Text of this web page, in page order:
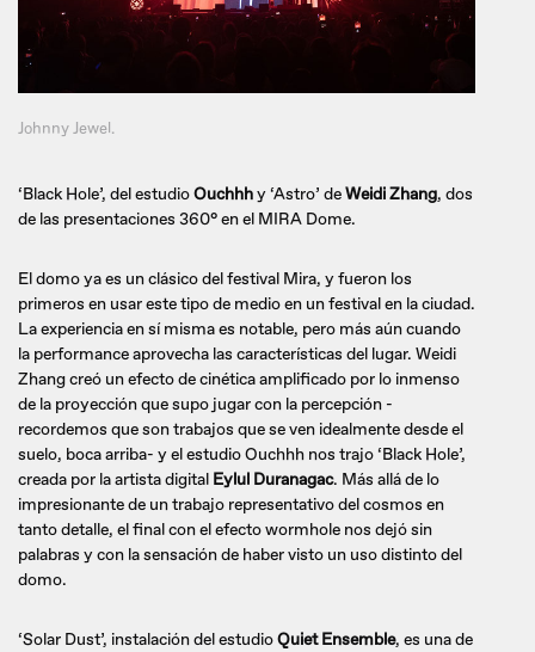
Johnny Jewel.
‘Black Hole’, del estudioOuchhhy ‘Astro’ deWeidi Zhang, dos
de las presentaciones 360° en el MIRA Dome.
El domo ya es un clásico del festival Mira, y fueron los
primeros en usar este tipo de medio en un festival en la ciudad.
La experiencia en sí misma es notable, pero más aún cuando
la performance aprovecha las características del lugar. Weidi
Zhang creó un efecto de cinética amplificado por lo inmenso
de la proyección que supo jugar con la percepción -
recordemos que son trabajos que se ven idealmente desde el
suelo, boca arriba- y el estudio Ouchhh nos trajo ‘Black Hole’,
creada por la artista digital Eylul Duranagac. Más allá de lo
impresionante de un trabajo representativo del cosmos en
tanto detalle, el final con el efecto wormhole nos dejó sin
palabras y con la sensación de haber visto un uso distinto del
domo.
‘Solar Dust’, instalación del estudioQuiet Ensemble, es una de